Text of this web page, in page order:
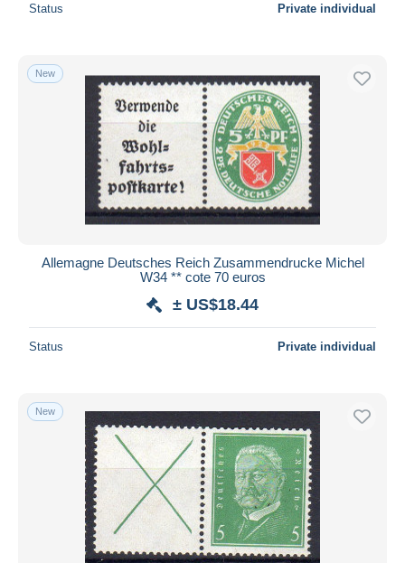
Status Private individual
New
Allemagne Deutsches Reich Zusammendrucke Michel
W34 ** cote 70 euros
± US$18.44
Status Private individual
New